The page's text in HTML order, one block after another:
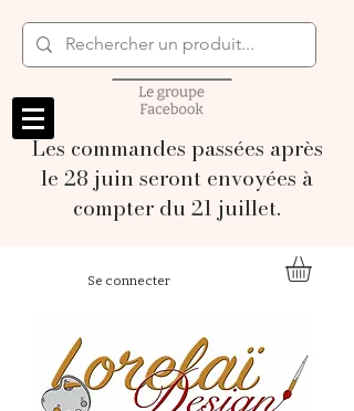
Les commandes passées après
le 28 juin seront envoyées à
compter du 21 juillet.
Se connecter